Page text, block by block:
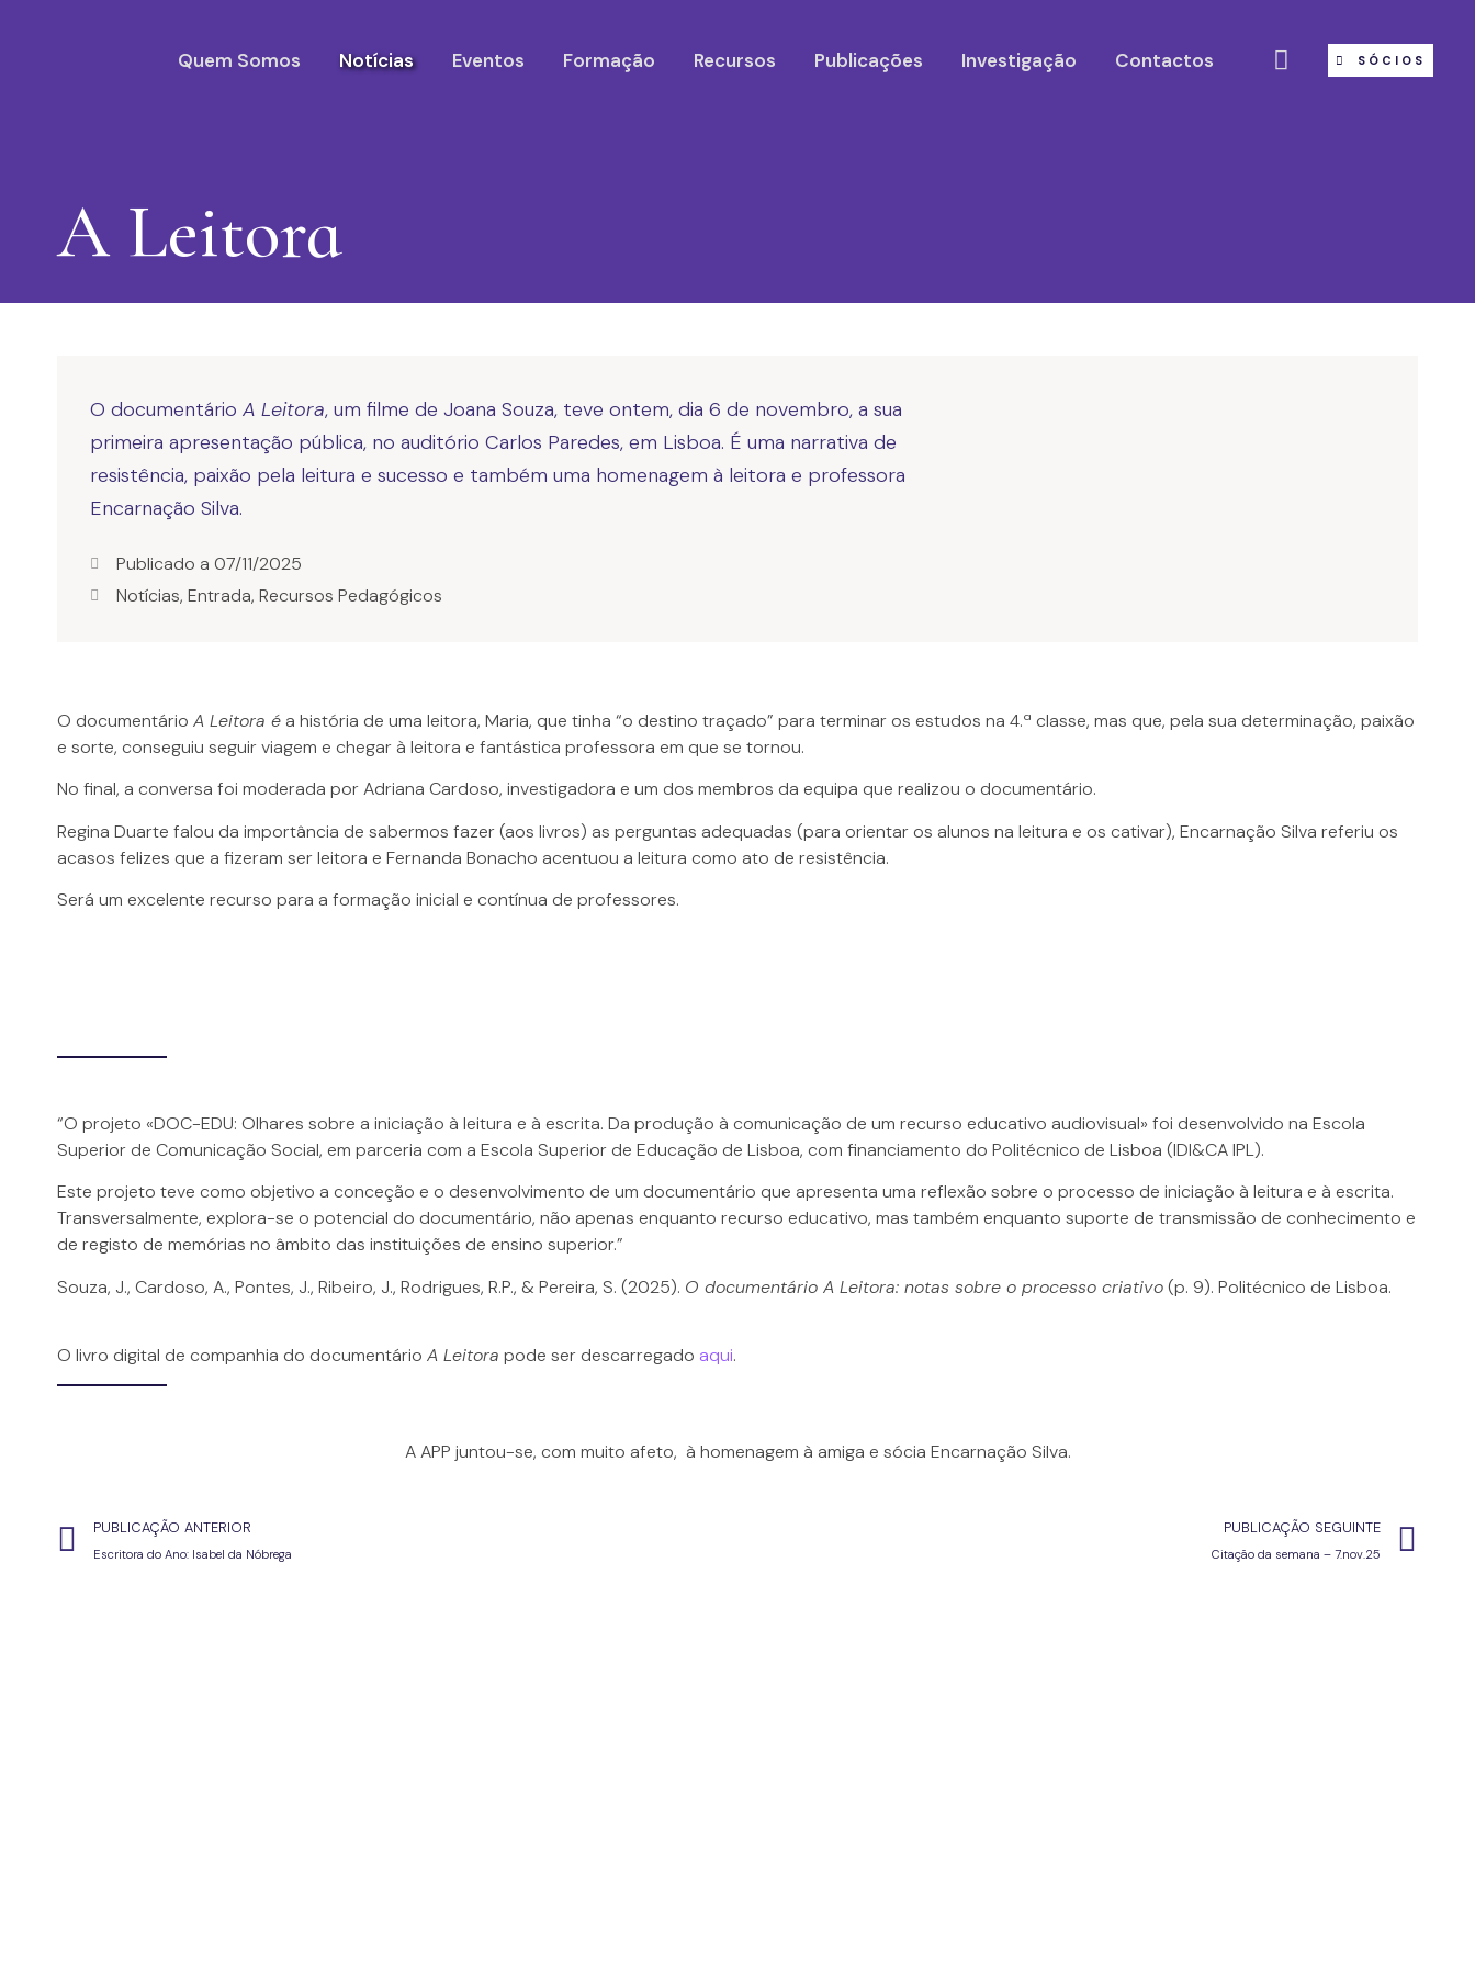
Quem Somos Notícias Eventos Formação Recursos Publicações Investigação Contactos SÓCIOS
A Leitora
O documentário A Leitora, um filme de Joana Souza, teve ontem, dia 6 de novembro, a sua
primeira apresentação pública, no auditório Carlos Paredes, em Lisboa. É uma narrativa de
resistência, paixão pela leitura e sucesso e também uma homenagem à leitora e professora
Publicado a 07/11/2025
Notícias, Entrada, Recursos Pedagógicos
O documentário A Leitora éa história de uma leitora, Maria, que tinha “o destino traçado” para terminar os estudos na 4.ª classe, mas que, pela sua determinação, paixão
e sorte, conseguiu seguir viagem e chegar à leitora e fantástica professora em que se tornou.
No final, a conversa foi moderada por Adriana Cardoso, investigadora e um dos membros da equipa que realizou o documentário.
Regina Duarte falou da importância de sabermos fazer (aos livros) as perguntas adequadas (para orientar os alunos na leitura e os cativar), Encarnação Silva referiu os
acasos felizes que a fizeram ser leitora e Fernanda Bonacho acentuou a leitura como ato de resistência.
Será um excelente recurso para a formação inicial e contínua de professores.
“O projeto «DOC-EDU: Olhares sobre a iniciação à leitura e à escrita. Da produção à comunicação de um recurso educativo audiovisual» foi desenvolvido na Escola
Superior de Comunicação Social, em parceria com a Escola Superior de Educação de Lisboa, com financiamento do Politécnico de Lisboa (IDI&CA IPL).
Este projeto teve como objetivo a conceção e o desenvolvimento de um documentário que apresenta uma reflexão sobre o processo de iniciação à leitura e à escrita.
Transversalmente, explora-se o potencial do documentário, não apenas enquanto recurso educativo, mas também enquanto suporte de transmissão de conhecimento e
de registo de memórias no âmbito das instituições de ensino superior.”
Souza, J., Cardoso, A., Pontes, J., Ribeiro, J., Rodrigues, R.P., & Pereira, S. (2025). O documentário A Leitora: notas sobre o processo criativo(p. 9). Politécnico de Lisboa.
O livro digital de companhia do documentário A Leitora pode ser descarregado aqui.
A APP juntou-se, com muito afeto, à homenagem à amiga e sócia Encarnação Silva.
PUBLICAÇÃO ANTERIOR
Escritora do Ano: Isabel da Nóbrega
PUBLICAÇÃO SEGUINTE
Citação da semana – 7.nov.25